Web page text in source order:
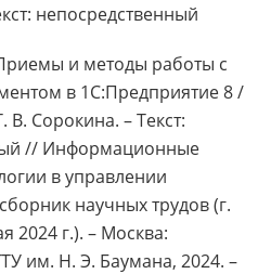
непосредственный
и методы работы с
в 1С:Предприятие 8 /
Сорокина. – Текст:
// Информационные
в управлении
научных трудов (г.
2024 г.). – Москва:
им. Н. Э. Баумана, 2024. –